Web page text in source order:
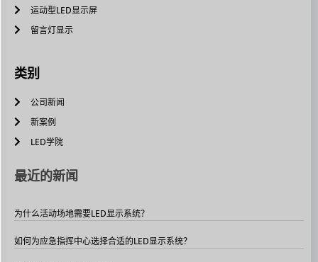
运动型LED显示屏
留言灯显示
类别
公司新闻
新案例
LED学院
最近的新闻
为什么活动场地需要LED显示系统？
如何为应急指挥中心选择合适的LED显示系统？